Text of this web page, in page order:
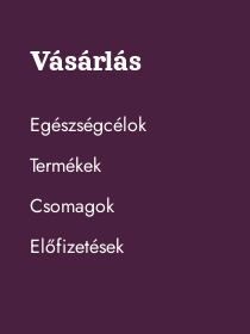
Vásárlás
Egészségcélok
Termékek
Csomagok
Előfizetések